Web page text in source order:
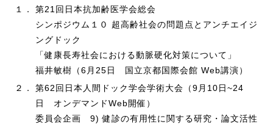
１．
第21回日本抗加齢医学会総会
シンポジウム１０ 超高齢社会の問題点とアンチエイジ
ングドック
「健康長寿社会における動脈硬化対策について」
福井敏樹（6月25日 国立京都国際会館 Web講演）
２．
第62回日本人間ドック学会学術大会（9月10日~24
日 オンデマンドWeb開催）
委員会企画 9) 健診の有用性に関する研究・論文活性